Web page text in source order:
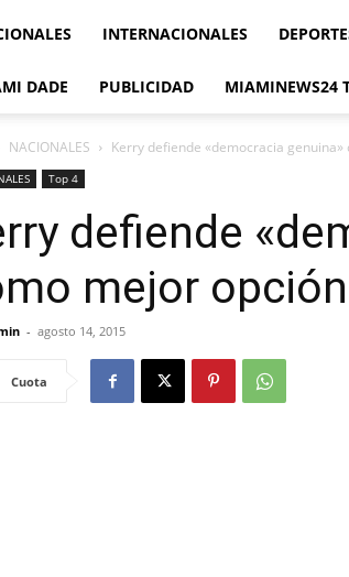
INTERNACIONALES
DADE PUBLICIDAD MIAMINEWS24
NACIONALES Kerry defiende «democracia
Top 4
defiende
mejor
- agosto 14, 2015
Cuota